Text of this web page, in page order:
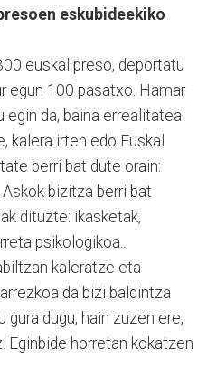
eskubideekiko
euskal preso, deportatu
egun 100 pasatxo. Hamar
da, baina errealitatea
kalera irten edo Euskal
berri bat dute orain:
bizitza berri bat
dituzte: ikasketak,
psikologikoa...
kaleratze eta
da bizi baldintza
dugu, hain zuzen ere,
Eginbide horretan kokatzen